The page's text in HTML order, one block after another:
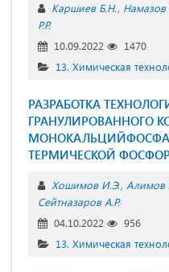
Каршиев Б.Н.
Р.Р.
10.09.2022
1470
13. Химическая
РАЗРАБОТКА
ГРАНУЛИРОВАННОГО
ТЕРМИЧЕСКОЙ
Хошимов И.Э. Алимов
Сейтназаров А.Р.
04.10.2022
956
13. Химическая